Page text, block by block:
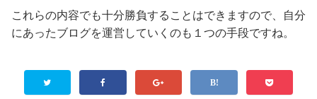
これらの内容でも十分勝負することはできますので、自分
にあったブログを運営していくのも１つの手段ですね。